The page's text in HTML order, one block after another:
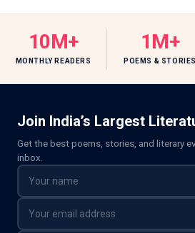
10M+
MONTHLY READERS
1M+
POEMS & STORIES
Join India’s Largest
Get the best poems, stories, and literary
inbox.